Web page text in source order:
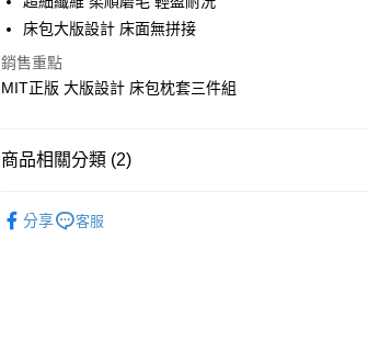
街口支付
悠遊付
運送方式
床包大版設計 床面無拼接
銷售重點
MIT正版 大版設計 床包枕套三件組
商品相關分類 (2)
分享 客服